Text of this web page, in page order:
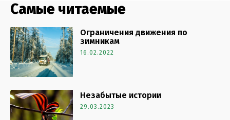
Самые читаемые
Ограничения движения по
зимникам
16.02.2022
Незабытые истории
29.03.2023